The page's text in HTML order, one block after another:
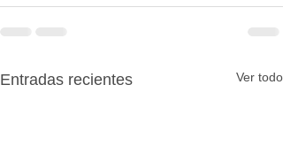
Entradas recientes Ver todo